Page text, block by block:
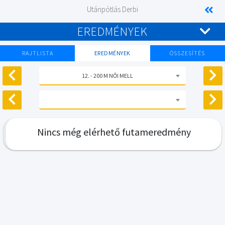
Utánpótlás Derbi
EREDMÉNYEK
RAJTLISTA EREDMÉNYEK ÖSSZESÍTÉS
12. - 200 M NŐI MELL
Nincs még elérhető futameredmény